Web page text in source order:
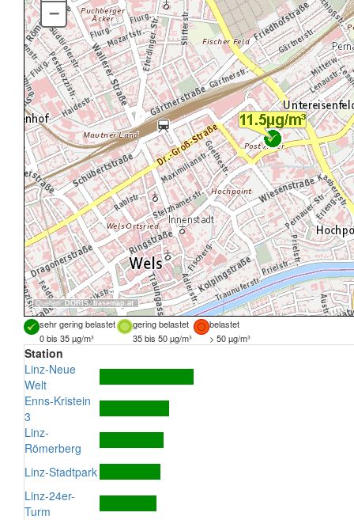
Quellen: DORIS, basemap.at
–
sehr gering belastet gering belastet
belastet
0 bis 35 µg/m³
35 bis 50 µg/m³ > 50 µg/m³
Station
Linz-Neue
Welt
Enns-Kristein
3
Linz-
Römerberg
Linz-Stadtpark
Linz-24er-
Turm